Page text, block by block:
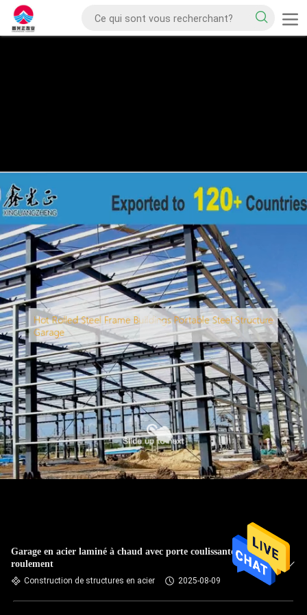
Garage en acier laminé à chaud avec porte coulissante ou à
roulement
Construction de structures en acier 2025-08-09